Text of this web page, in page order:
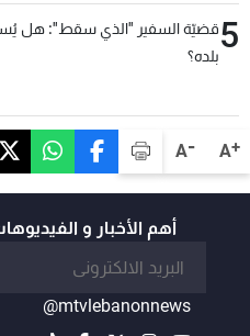
A+
A-
5قضيّة السفير "الذي سقط": هل
بلده؟
أهم الأخبار و
@mtvlebanonnews